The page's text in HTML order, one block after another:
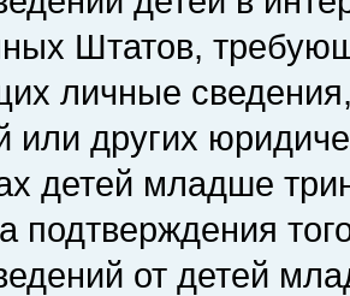
Штатов,
личные
или других
детей младше
подтверждения
от детей